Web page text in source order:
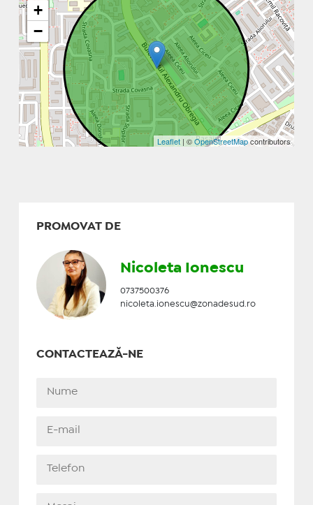
+
−
Leaflet | ©OpenStreetMapcontributors
PROMOVAT DE
Nicoleta Ionescu
0737500376
nicoleta.ionescu@zonadesud.ro
CONTACTEAZĂ-NE